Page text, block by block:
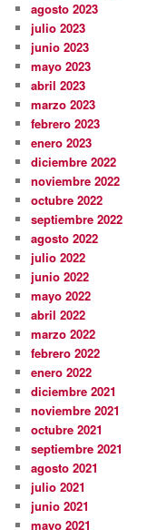
agosto 2023
julio 2023
junio 2023
mayo 2023
abril 2023
marzo 2023
febrero 2023
enero 2023
diciembre 2022
noviembre 2022
octubre 2022
septiembre 2022
agosto 2022
julio 2022
junio 2022
mayo 2022
abril 2022
marzo 2022
febrero 2022
enero 2022
diciembre 2021
noviembre 2021
octubre 2021
septiembre 2021
agosto 2021
julio 2021
junio 2021
mayo 2021